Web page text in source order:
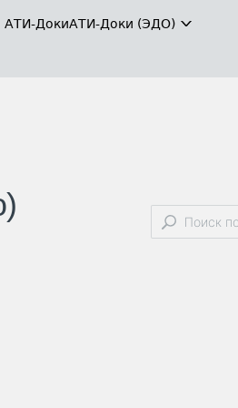
АТИ-ДокиАТИ-Доки (ЭДО)